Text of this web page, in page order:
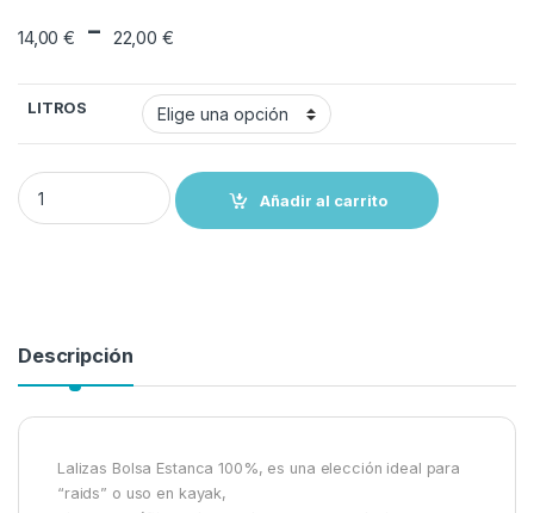
14,00€ - 22,00 €Rango de precios:
LITROS
Bolsa Estanca "Lalizas"- con hombrera, 10-20-30-40 Lts, SAND
Añadir al carrito
Descripción
Lalizas Bolsa Estanca 100%, es una elección ideal para
“raids” o uso en kayak,